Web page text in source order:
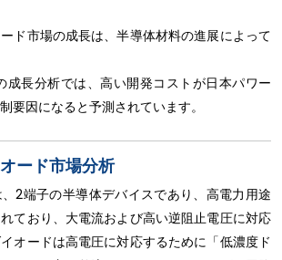
ド市場の成長は、半導体材料の進展によって
成長分析では、高い開発コストが日本パワー
要因になると予測されています。
ード市場分析
2端子の半導体デバイスであり、高電力用途
ており、大電流および高い逆阻止電圧に対応
オードは高電圧に対応するために「低濃度ド